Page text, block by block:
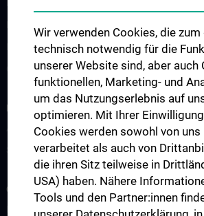
Newsletter
Contact
FOR PATIENTS
Appointment / second opinion
Support services
CLINICAL AREA
Interdisciplinary events / Boards
Wir verwenden Cookies, die zum
technisch notwendig für die
unserer Website sind, aber auch
funktionellen, Marketing- und
um das Nutzungserlebnis auf
optimieren. Mit Ihrer
Cookies werden sowohl von uns
verarbeitet als auch von
die ihren Sitz teilweise in
USA) haben. Nähere
Tools und den Partner:innen